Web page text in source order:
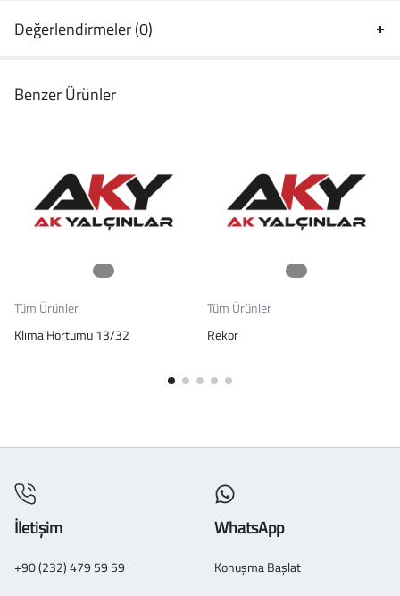
Değerlendirmeler (0)
Benzer Ürünler
Tüm Ürünler
Klıma Hortumu 13/32
Tüm Ürünler
Rekor
İletişim
+90 (232) 479 59 59
WhatsApp
Konuşma Başlat